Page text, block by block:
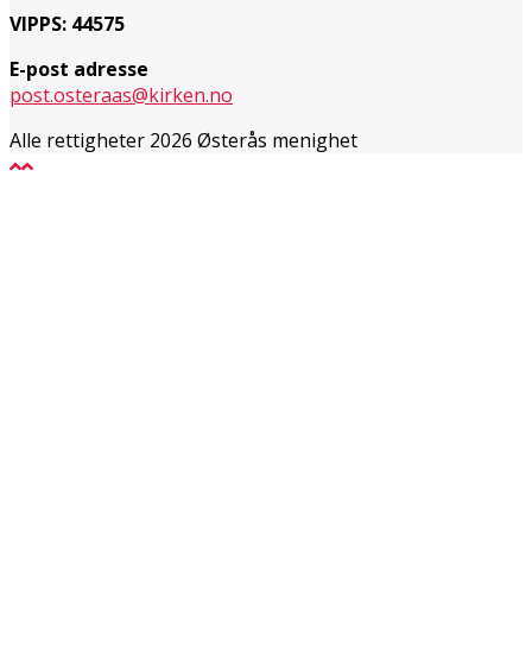
VIPPS: 44575
E-post adresse
post.osteraas@kirken.no
Alle rettigheter 2026 Østerås menighet